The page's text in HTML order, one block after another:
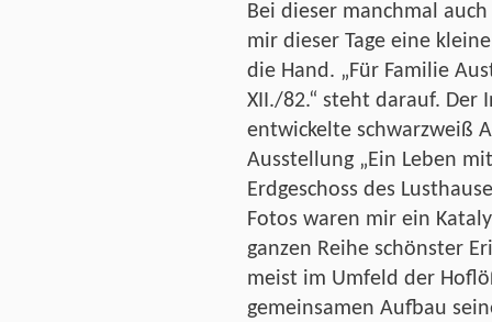
Bei dieser manchmal
mir dieser Tage eine
die Hand. „Für Familie
XII./82.“ steht darauf. Der
entwickelte schwarzweiß
Ausstellung „Ein Leben
Erdgeschoss des
Fotos waren mir ein
ganzen Reihe schönster
meist im Umfeld der
gemeinsamen Aufbau